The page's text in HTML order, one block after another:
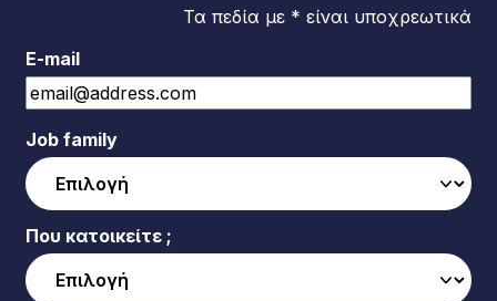
Τα πεδία με * είναι υποχρεωτικά
E-mail
Job family
Που κατοικείτε ;